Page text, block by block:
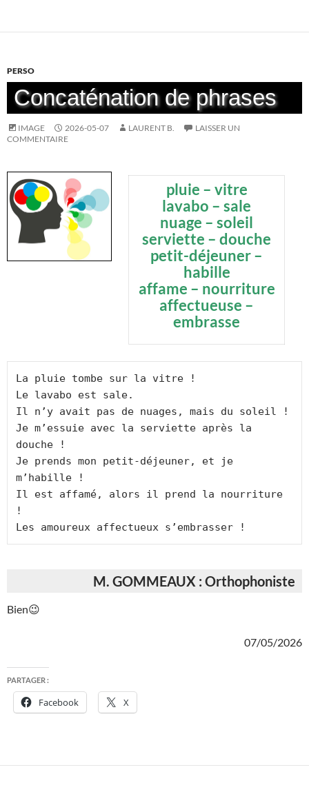
PERSO
Concaténation de phrases
IMAGE 2026-05-07 LAURENT B.
LAISSER UN
COMMENTAIRE
pluie – vitre
lavabo – sale
nuage – soleil
serviette – douche
petit-déjeuner –
habille
affame – nourriture
affectueuse –
embrasse
La pluie tombe sur la vitre !
Le lavabo est sale.
Il n’y avait pas de nuages, mais du soleil !
Je m’essuie avec la serviette après la
douche !
Je prends mon petit-déjeuner, et je
m’habille !
Il est affamé, alors il prend la nourriture
!
Les amoureux affectueux s’embrasser !
M. GOMMEAUX : Orthophoniste
Bien😉
07/05/2026
PARTAGER :
Facebook X